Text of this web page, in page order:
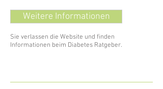
Weitere Informationen
Sie verlassen die Website und finden
Informationen beim Diabetes Ratgeber.